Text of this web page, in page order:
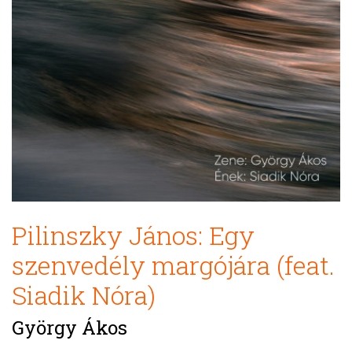
Pilinszky János: Egy
szenvedély margójára (feat.
Siadik Nóra)
György Ákos